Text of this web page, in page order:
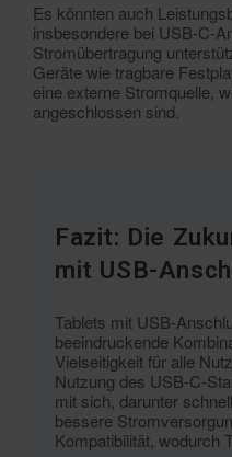
Es könnten auch
insbesondere bei USB-C-
Stromübertragung
Geräte wie tragbare
eine externe Stromquelle,
angeschlossen sind.
Fazit: Die
mit USB-
Tablets mit USB-
beeindruckende
Vielseitigkeit für alle
Nutzung des USB-C-
mit sich, darunter
bessere
Kompatibilität, wodurch